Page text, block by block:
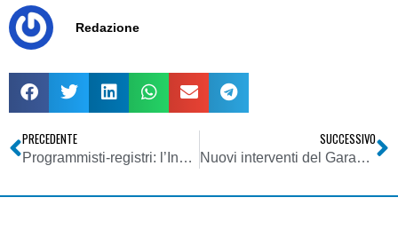
Redazione
PRECEDENTE
Programmisti-registri: l’Inpgi vince due volte contro la Rai
SUCCESSIVO
Nuovi interventi del Garante contro lo spamming